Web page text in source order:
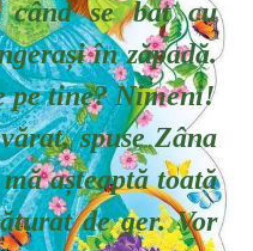
când se bat cu
în zăpadă.
pe tine? Nimeni!
spuse Zâna
așteaptă toată
de ger. Vor